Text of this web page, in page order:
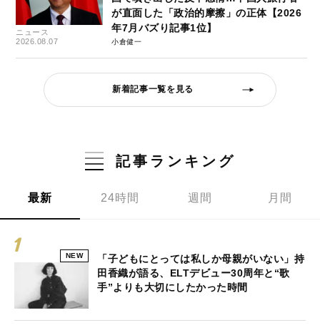
ニュース
2026.08.07
が直面した「政治的摩擦」の正体【2026
年7月バズり記事1位】
小倉健一
新着記事一覧を見る
記事ランキング
最新 24時間 週間 月間
NEW
「子どもにとっては私しか母親がいない」持
田香織が語る、ELTデビュー30周年と“歌
手”よりも大切にしたかった時間